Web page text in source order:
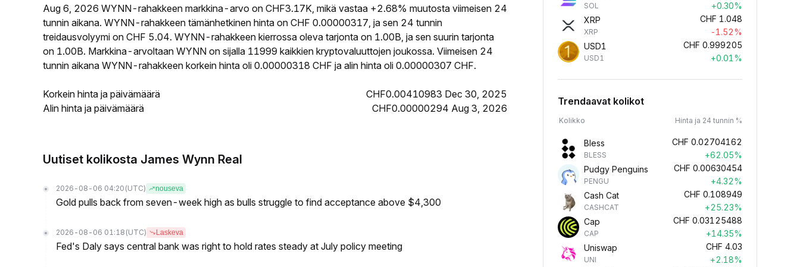
Aug 6, 2026 WYNN-rahakkeen markkina-arvo on CHF3.17K, mikä vastaa +2.68% muutosta viimeisen 24
tunnin aikana. WYNN-rahakkeen tämänhetkinen hinta on CHF 0.00000317, ja sen 24 tunnin
treidausvolyymi on CHF 5.04. WYNN-rahakkeen kierrossa oleva tarjonta on 1.00B, ja sen suurin tarjonta
on 1.00B. Markkina-arvoltaan WYNN on sijalla 11999 kaikkien kryptovaluuttojen joukossa. Viimeisen 24
tunnin aikana WYNN-rahakkeen korkein hinta oli 0.00000318 CHF ja alin hinta oli 0.00000307 CHF.
Korkein hinta ja päivämäärä
CHF0.00410983 Dec 30, 2025
Alin hinta ja päivämäärä
CHF0.00000294 Aug 3, 2026
Uutiset kolikosta James Wynn Real
2026-08-06 04:20 (UTC) nouseva
Gold pulls back from seven-week high as bulls struggle to find acceptance above $4,300
2026-08-06 01:18 (UTC) Laskeva
Fed's Daly says central bank was right to hold rates steady at July policy meeting
SOL
+0.30%
XRP
XRP
CHF 1.048
-1.52%
USD1
USD1
CHF 0.999205
+0.01%
Trendaavat kolikot
Kolikko Hinta ja 24 tunnin %
Bless
BLESS
CHF 0.02704162
+62.05%
Pudgy Penguins
PENGU
CHF 0.00630454
+4.32%
Cash Cat
CASHCAT
CHF 0.108949
+25.23%
Cap
CAP
CHF 0.03125488
+14.35%
Uniswap
UNI
CHF 4.03
+2.18%